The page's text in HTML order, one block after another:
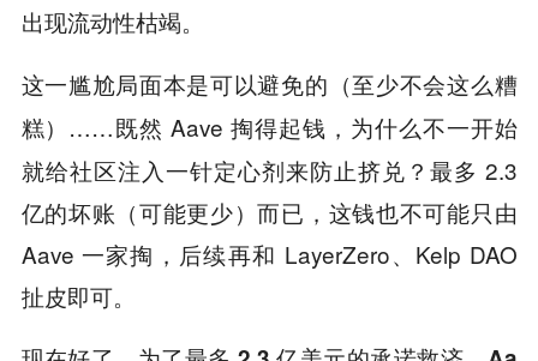
出现流动性枯竭。
这一尴尬局面本是可以避免的（至少不会这么糟
糕） ……既然 Aave 掏得起钱，为什么不一开始
就给社区注入一针定心剂来防止挤兑？最多 2.3
亿的坏账（可能更少）而已，这钱也不可能只由
Aave 一家掏，后续再和 LayerZero、Kelp DAO
扯皮即可。